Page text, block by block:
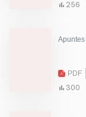
256
Apuntes
PDF
300